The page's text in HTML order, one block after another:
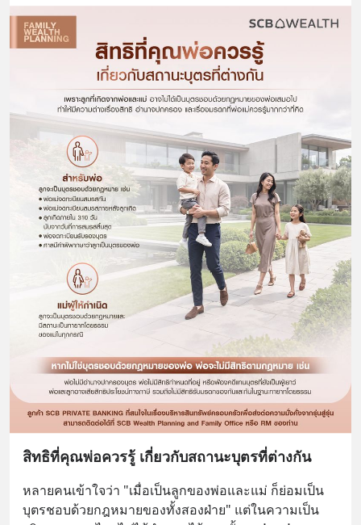
สิทธิที่คุณพ่อควรรู้ เกี่ยวกับสถานะบุตรที่ต่างกัน
หลายคนเข้าใจว่า "เมื่อเป็นลูกของพ่อและแม่ ก็ย่อมเป็น
บุตรชอบด้วยกฎหมายของทั้งสองฝ่าย" แต่ในความเป็น